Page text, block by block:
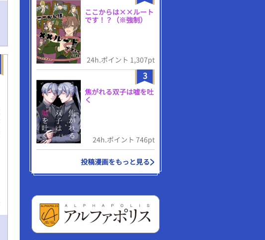
ここからは××ルート
です！？（※強制）
24h.ポイント 1,307pt
3
焦がれる双子は嘘を吐
く
24h.ポイント 746pt
投稿漫画をもっと見る